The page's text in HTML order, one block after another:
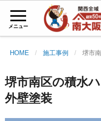
メニュー
HOME 施工事例 堺市
堺市南区の積水
外壁塗装